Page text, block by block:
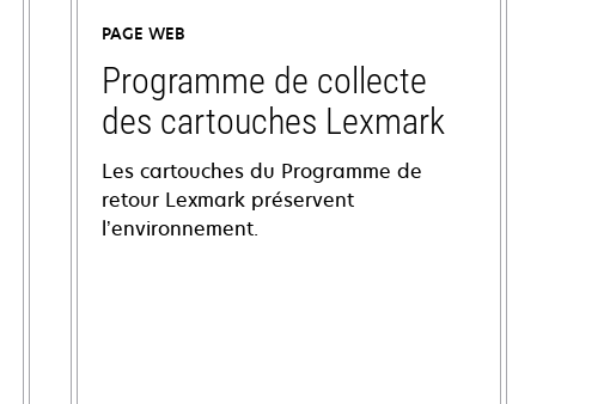
PAGE WEB
Programme de collecte
des cartouches Lexmark
Les cartouches du Programme de
retour Lexmark préservent
l’environnement.